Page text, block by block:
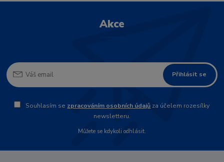
Akce
Přihlásit se
Souhlasím se zpracováním osobních údajů za účelem rozesílky
newsletteru.
Můžete se kdykoli odhlásit.